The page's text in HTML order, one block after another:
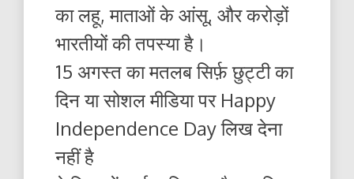
का लहू, माताओं के आंसू, और करोड़ों
भारतीयों की तपस्या है।
15 अगस्त का मतलब सिर्फ़ छुट्टी का
दिन या सोशल मीडिया पर Happy
Independence Day लिख देना
नहीं है